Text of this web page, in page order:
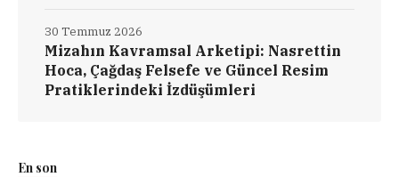
Mizahın Kavramsal Arketipi: Nasrettin
Hoca, Çağdaş Felsefe ve Güncel Resim
Pratiklerindeki İzdüşümleri
30 Temmuz 2026
En son